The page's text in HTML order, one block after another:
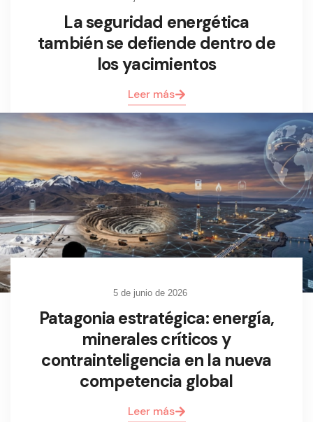
La seguridad energética
también se defiende dentro de
los yacimientos
Leer más
5 de junio de 2026
Patagonia estratégica: energía,
minerales críticos y
contrainteligencia en la nueva
competencia global
Leer más